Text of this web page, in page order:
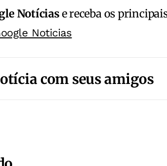
Notíciase receba os
Noticias
com seus amigos